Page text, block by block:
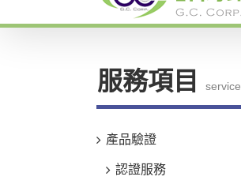
服務項目 service
產品驗證
認證服務